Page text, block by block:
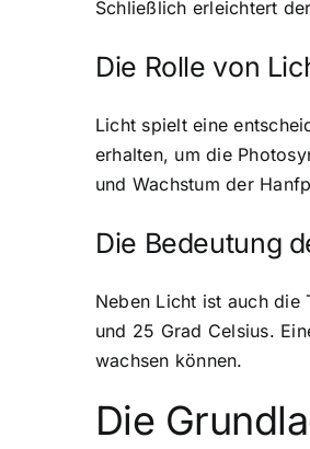
Schließlich erleichtert
Die Rolle von
Licht spielt eine
erhalten, um die
und Wachstum der
Die Bedeutung
Neben Licht ist auch die
und 25 Grad Celsius.
wachsen können.
Die